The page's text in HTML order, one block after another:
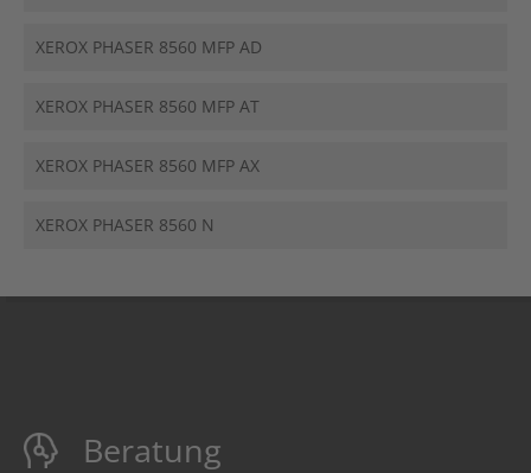
XEROX PHASER 8560 MFP AD
XEROX PHASER 8560 MFP AT
XEROX PHASER 8560 MFP AX
XEROX PHASER 8560 N
Beratung